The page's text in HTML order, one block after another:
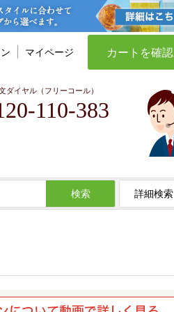
マイページ カートを確認
ダイヤル（フリーコール）
110-383
検索 詳細検索